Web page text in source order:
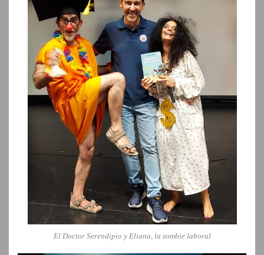
El Doctor Serendipio y Eliana, la zombie laboral